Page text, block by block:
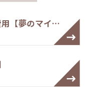
【夢のマイ…